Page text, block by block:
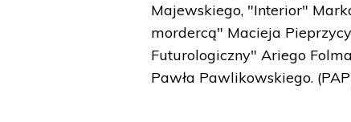
Majewskiego, "Interior"
mordercą" Macieja
Futurologiczny" Ariego
Pawła Pawlikowskiego.